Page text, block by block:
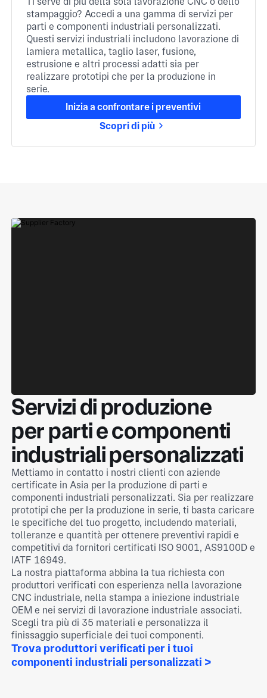
stampaggio? Accedi a una gamma di servizi per
parti e componenti industriali personalizzati.
Questi servizi industriali includono lavorazione di
lamiera metallica, taglio laser, fusione,
estrusione e altri processi adatti sia per
realizzare prototipi che per la produzione in
serie.
Inizia a confrontare i preventivi
Scopri di più
Servizi di produzione
per parti e componenti
industriali personalizzati
Mettiamo in contatto i nostri clienti con aziende
certificate in Asia per la produzione di parti e
componenti industriali personalizzati. Sia per realizzare
prototipi che per la produzione in serie, ti basta caricare
le specifiche del tuo progetto, includendo materiali,
tolleranze e quantità per ottenere preventivi rapidi e
competitivi da fornitori certificati ISO 9001, AS9100D e
IATF 16949.
La nostra piattaforma abbina la tua richiesta con
produttori verificati con esperienza nella lavorazione
CNC industriale, nella stampa a iniezione industriale
OEM e nei servizi di lavorazione industriale associati.
Scegli tra più di 35 materiali e personalizza il
finissaggio superficiale dei tuoi componenti.
Trova produttori verificati per i tuoi
componenti industriali personalizzati >